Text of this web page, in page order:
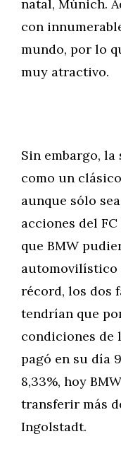
natal, Múnich.
con
mundo, por lo
muy atractivo.
Sin embargo,
como un
aunque sólo
acciones del
que BMW
automovilístico
récord, los dos
tendrían que
condiciones de
pagó en su día
8,33%, hoy
transferir más
Ingolstadt.